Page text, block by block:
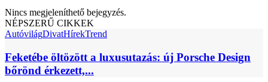
Nincs megjeleníthető bejegyzés.
NÉPSZERŰ CIKKEK
AutóvilágDivatHírekTrend
Feketébe öltözött a luxusutazás: új Porsche Design
bőrönd érkezett,...